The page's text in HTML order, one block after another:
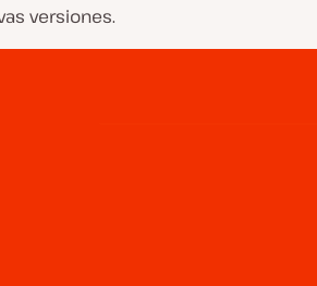
versiones.